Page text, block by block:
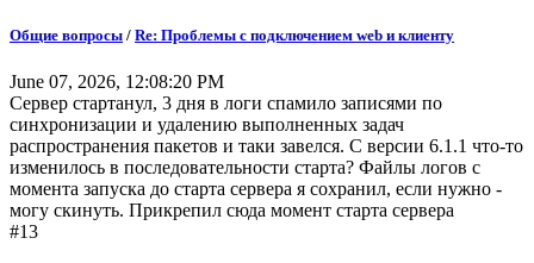
Общие вопросы / Re: Проблемы с подключением web и клиенту
June 07, 2026, 12:08:20 PM
Сервер стартанул, 3 дня в логи спамило записями по
синхронизации и удалению выполненных задач
распространения пакетов и таки завелся. С версии 6.1.1 что-то
изменилось в последовательности старта? Файлы логов с
момента запуска до старта сервера я сохранил, если нужно -
могу скинуть. Прикрепил сюда момент старта сервера
#13